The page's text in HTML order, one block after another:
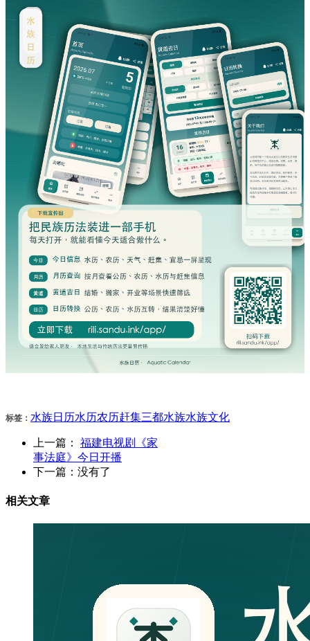
标签： 水族日历水历农历赶集三都水族水族文化
上一篇：
福建电视剧《家
事法庭》今日开播
下一篇： 没有了
相关文章